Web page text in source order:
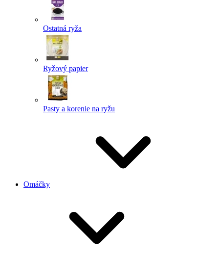
Ostatná ryža
Ryžový papier
Pasty a korenie na ryžu
Omáčky